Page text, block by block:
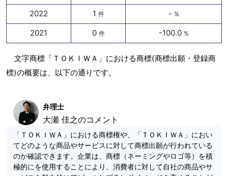
2022 1 件 - %
2021 0 件 -100.0 %
文字商標「ＴＯＫＩＷＡ」における商標(商標出願・登録商
標)の概要は、以下の通りです。
弁理士
大瀬 佳之のコメント
「ＴＯＫＩＷＡ」における商標権や、「ＴＯＫＩＷＡ」におい
てどのような商品やサービスに対して商標出願が行われている
のか確認できます。企業は、商標（ネーミングやロゴ等）を積
極的にを使用することにより、消費者に対して自社の商品やサ